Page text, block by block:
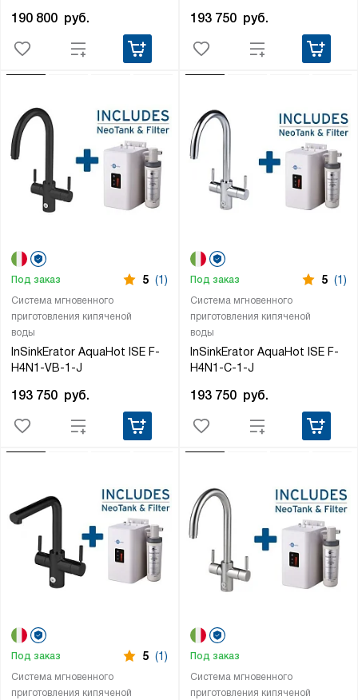
190 800 руб. 193 750 руб.
Система мгновенного
приготовления кипяченой
воды
InSinkErator AquaHot ISE F-
H4N1-VB-1-J
Под заказ 5 (1)
193 750 руб.
Система мгновенного
приготовления кипяченой
воды
InSinkErator AquaHot ISE F-
H4N1-C-1-J
Под заказ 5 (1)
193 750 руб.
Система мгновенного
приготовления кипяченой
Под заказ 5 (1)
Система мгновенного
приготовления кипяченой
Под заказ